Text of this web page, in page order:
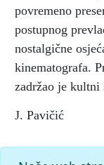
povremeno
postupnog
nostalgične
kinematografa.
zadržao je kultni
J. Pavičić